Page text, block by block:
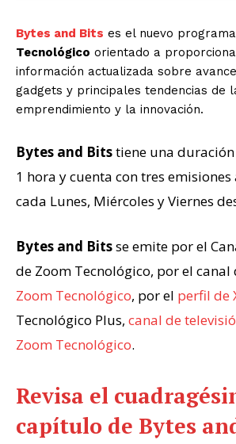
Bytes and Bits es el nuevo
Tecnológico orientado a
información actualizada sobre
gadgets y principales tendencias de
emprendimiento y la innovación.
Bytes and Bitstiene una
1 hora y cuenta con tres emisiones
cada Lunes, Miércoles y Viernes
Bytes and Bitsse emite por el
de Zoom Tecnológico, por el canal
Zoom Tecnológico, por el perfil de
Tecnológico Plus, canal de
Zoom Tecnológico.
Revisa el
capítulo de Bytes